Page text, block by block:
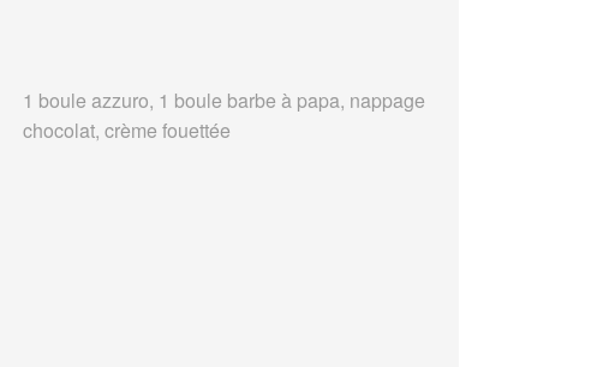
1 boule azzuro, 1 boule barbe à papa, nappage
chocolat, crème fouettée